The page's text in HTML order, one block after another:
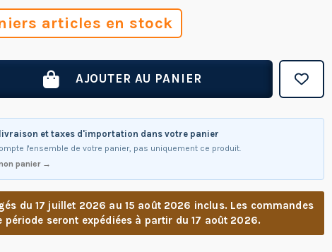
articles en stock
AJOUTER AU PANIER
et taxes d'importation dans votre panier
l'ensemble de votre panier, pas uniquement ce produit.
panier →
du 17 juillet 2026 au 15 août 2026 inclus. Les commandes
période seront expédiées à partir du 17 août 2026.